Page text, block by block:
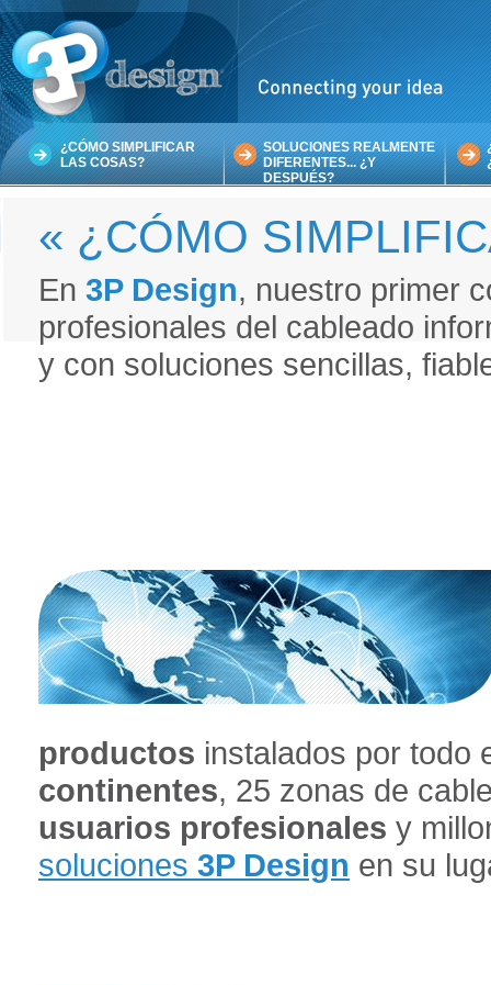
¿CÓMO SIMPLIFICAR
LAS COSAS?
SOLUCIONES REALMENTE
DIFERENTES... ¿Y
DESPUÉS?
« ¿CÓMO
En 3P Design, nuestro primer
profesionales del cableado
y con soluciones sencillas,
productos instalados por todo
continentes, 25 zonas de
usuarios profesionales y
soluciones 3P Design en su